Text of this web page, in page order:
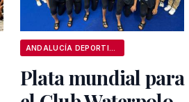
Plata mundial para